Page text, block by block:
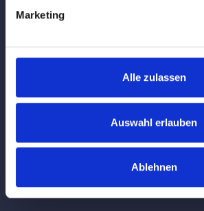
Marketing
Alle zulassen
Auswahl erlauben
Ablehnen
info@neuraiff.de
Anschrift / Adresse